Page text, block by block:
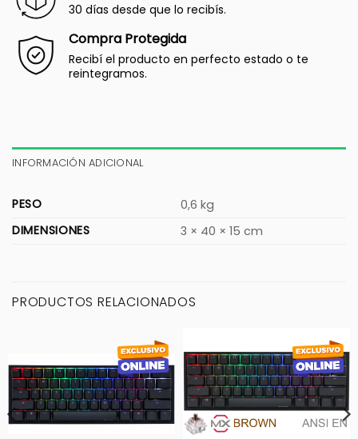
30 días desde que lo recibís.
Compra Protegida
Recibí el producto en perfecto estado o te
reintegramos.
INFORMACIÓN ADICIONAL
PESO
0,6 kg
DIMENSIONES
3 × 40 × 15 cm
PRODUCTOS RELACIONADOS